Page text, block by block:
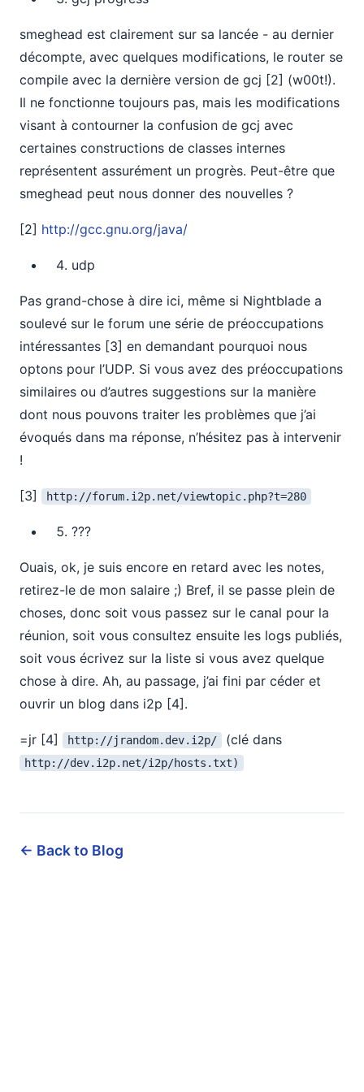
smeghead est clairement sur sa lancée - au dernier
décompte, avec quelques modifications, le router se
compile avec la dernière version de gcj [2] (w00t!).
Il ne fonctionne toujours pas, mais les modifications
visant à contourner la confusion de gcj avec
certaines constructions de classes internes
représentent assurément un progrès. Peut-être que
smeghead peut nous donner des nouvelles ?
[2] http://gcc.gnu.org/java/
udp
Pas grand-chose à dire ici, même si Nightblade a
soulevé sur le forum une série de préoccupations
intéressantes [3] en demandant pourquoi nous
optons pour l’UDP. Si vous avez des préoccupations
similaires ou d’autres suggestions sur la manière
dont nous pouvons traiter les problèmes que j’ai
évoqués dans ma réponse, n’hésitez pas à intervenir
!
[3] http://forum.i2p.net/viewtopic.php?t=280
???
Ouais, ok, je suis encore en retard avec les notes,
retirez-le de mon salaire ;) Bref, il se passe plein de
choses, donc soit vous passez sur le canal pour la
réunion, soit vous consultez ensuite les logs publiés,
soit vous écrivez sur la liste si vous avez quelque
chose à dire. Ah, au passage, j’ai fini par céder et
ouvrir un blog dans i2p [4].
=jr [4] http://jrandom.dev.i2p/ (clé dans
http://dev.i2p.net/i2p/hosts.txt)
← Back to Blog